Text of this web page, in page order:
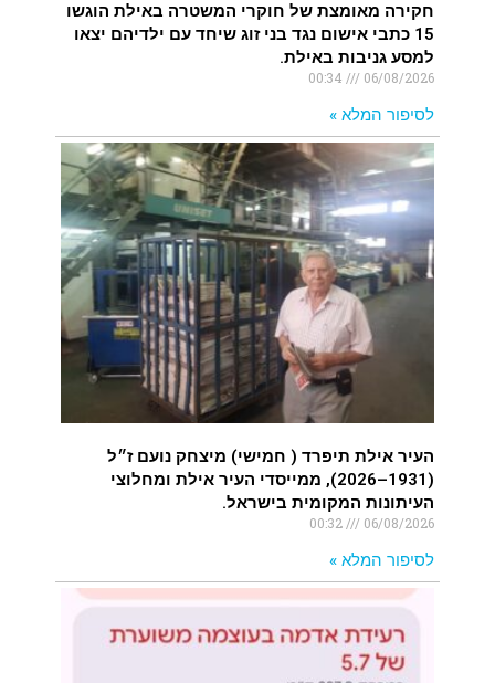
חקירה מאומצת של חוקרי המשטרה באילת הוגשו
15 כתבי אישום נגד בני זוג שיחד עם ילדיהם יצאו
למסע גניבות באילת.
06/08/2026
לסיפור המלא »
העיר אילת תיפרד ( חמישי) מיצחק נועם ז״ל
(1931–2026), ממייסדי העיר אילת ומחלוצי
העיתונות המקומית בישראל.
06/08/2026
לסיפור המלא »